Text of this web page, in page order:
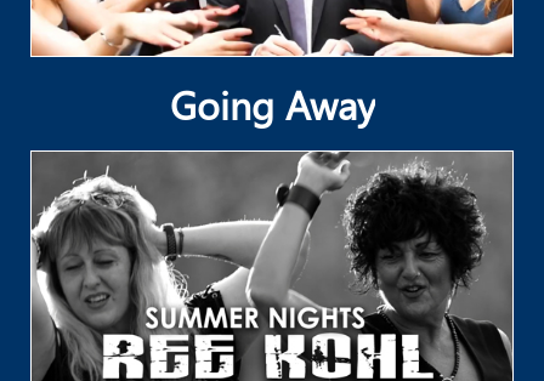
Going Away